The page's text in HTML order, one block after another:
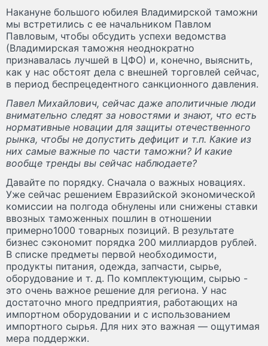
Накануне большого юбилея Владимирской таможни
мы встретились с ее начальником Павлом
Павловым, чтобы обсудить успехи ведомства
(Владимирская таможня неоднократно
признавалась лучшей в ЦФО) и, конечно, выяснить,
как у нас обстоят дела с внешней торговлей сейчас,
в период беспрецедентного санкционного давления.
Павел Михайлович, сейчас даже аполитичные люди
внимательно следят за новостями и знают, что есть
нормативные новации для защиты отечественного
рынка, чтобы не допустить дефицит и т.п. Какие из
них самые важные по части таможни? И какие
вообще тренды вы сейчас наблюдаете?
Давайте по порядку. Сначала о важных новациях.
Уже сейчас решением Евразийской экономической
комиссии на полгода обнулены или снижены ставки
ввозных таможенных пошлин в отношении
примерно1000 товарных позиций. В результате
бизнес сэкономит порядка 200 миллиардов рублей.
В списке предметы первой необходимости,
продукты питания, одежда, запчасти, сырье,
оборудование и т. д. По комплектующим, сырью -
это очень важное решение для региона. У нас
достаточно много предприятия, работающих на
импортном оборудовании и с использованием
импортного сырья. Для них это важная — ощутимая
мера поддержки.